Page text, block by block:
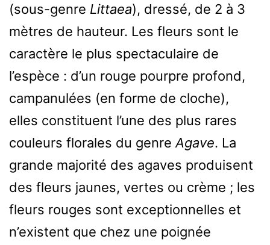
(sous-genre Littaea), dressé, de 2 à 3
mètres de hauteur. Les fleurs sont le
caractère le plus spectaculaire de
l’espèce : d’un rouge pourpre profond,
campanulées (en forme de cloche),
elles constituent l’une des plus rares
couleurs florales du genre Agave. La
grande majorité des agaves produisent
des fleurs jaunes, vertes ou crème ; les
fleurs rouges sont exceptionnelles et
n’existent que chez une poignée